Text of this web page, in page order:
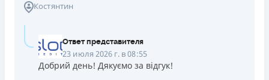
Костянтин
Ответ представителя
23 июля 2026 г. в 08:55
Добрий день! Дякуємо за відгук!